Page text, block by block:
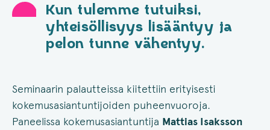
Kun tulemme tutuiksi,
yhteisöllisyys lisääntyy ja
pelon tunne vähentyy.
Seminaarin palautteissa kiitettiin erityisesti
kokemusasiantuntijoiden puheenvuoroja.
Paneelissa kokemusasiantuntija Mattias Isaksson